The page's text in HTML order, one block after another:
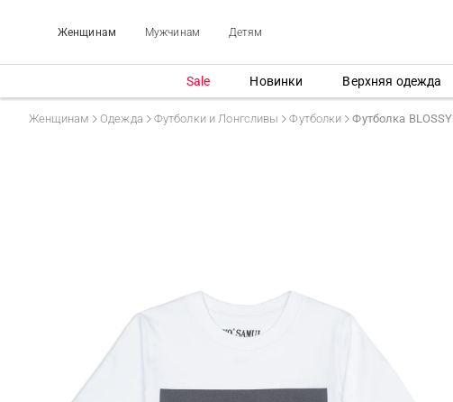
Женщинам Мужчинам Детям
Sale Новинки Верхняя одежда
Женщинам Одежда Футболки и Лонгсливы Футболки Футболка BLOSSY